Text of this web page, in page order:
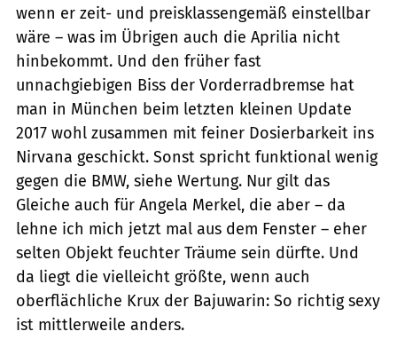
wenn er zeit- und preisklassengemäß einstellbar
wäre – was im Übrigen auch die Aprilia nicht
hinbekommt. Und den früher fast
unnachgiebigen Biss der Vorderradbremse hat
man in München beim letzten kleinen Update
2017 wohl zusammen mit feiner Dosierbarkeit ins
Nirvana geschickt. Sonst spricht funktional wenig
gegen die BMW, siehe Wertung. Nur gilt das
Gleiche auch für Angela Merkel, die aber – da
lehne ich mich jetzt mal aus dem Fenster – eher
selten Objekt feuchter Träume sein dürfte. Und
da liegt die vielleicht größte, wenn auch
oberflächliche Krux der Bajuwarin: So richtig sexy
ist mittlerweile anders.